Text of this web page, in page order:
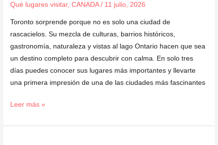
Qué lugares visitar,CANADA/ 11 julio, 2026
Toronto sorprende porque no es solo una ciudad de
rascacielos. Su mezcla de culturas, barrios históricos,
gastronomía, naturaleza y vistas al lago Ontario hacen que sea
un destino completo para descubrir con calma. En solo tres
días puedes conocer sus lugares más importantes y llevarte
una primera impresión de una de las ciudades más fascinantes
ver
y
hacer
en
la
ciudad
Leer más »